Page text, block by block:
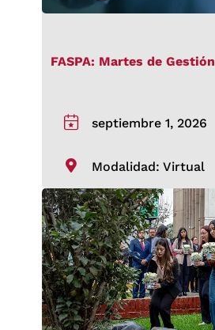
FASPA: Martes de Gestión
septiembre 1, 2026
Modalidad: Virtual